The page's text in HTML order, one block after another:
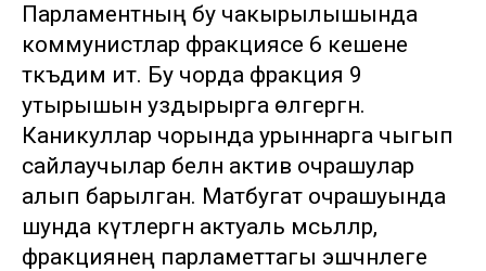
Парламентның бу чакырылышында
коммунистлар фракциясе 6 кешене
тәкъдим итә. Бу чорда фракция 9
утырышын уздырырга өлгергән.
Каникуллар чорында урыннарга чыгып
сайлаучылар белән актив очрашулар
алып барылган. Матбугат очрашуында
шунда күтәлергән актуаль мәсьәләләр,
фракциянең парламеттагы эшчәнлеге